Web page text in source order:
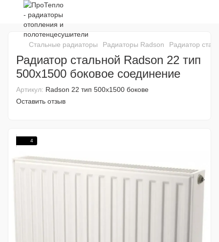
Стальные радиаторы Радиаторы Radson Радиатор
Радиатор стальной Radson 22 тип
500х1500 боковое соединение
Артикул: Radson 22 тип 500х1500 бокове
Оставить отзыв
4